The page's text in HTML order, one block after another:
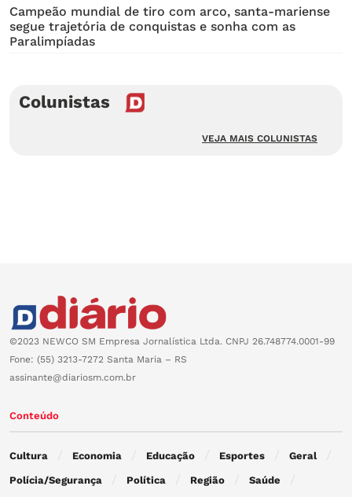
Campeão mundial de tiro com arco, santa-mariense
segue trajetória de conquistas e sonha com as
Paralimpíadas
Colunistas
VEJA MAIS COLUNISTAS
©2023 NEWCO SM Empresa Jornalística Ltda. CNPJ 26.748774.0001-99
Fone: (55) 3213-7272 Santa Maria – RS
assinante@diariosm.com.br
Conteúdo
Cultura Economia Educação Esportes Geral
Polícia/Segurança Política Região Saúde